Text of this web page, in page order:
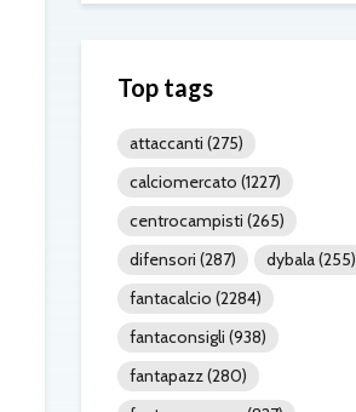
Top tags
attaccanti (275)
calciomercato (1227)
centrocampisti (265)
difensori (287) dybala(255)
fantacalcio (2284)
fantaconsigli (938)
fantapazz(280)